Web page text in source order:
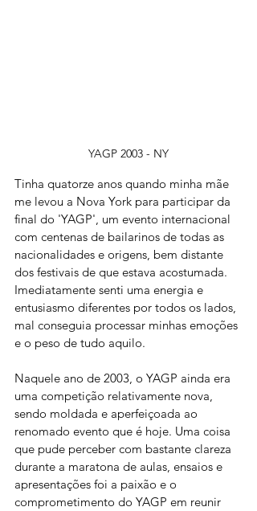
YAGP 2003 - NY
Tinha quatorze anos quando minha mãe
me levou a Nova York para participar da
final do 'YAGP', um evento internacional
com centenas de bailarinos de todas as
nacionalidades e origens, bem distante
dos festivais de que estava acostumada.
Imediatamente senti uma energia e
entusiasmo diferentes por todos os lados,
mal conseguia processar minhas emoções
e o peso de tudo aquilo.
Naquele ano de 2003, o YAGP ainda era
uma competição relativamente nova,
sendo moldada e aperfeiçoada ao
renomado evento que é hoje. Uma coisa
que pude perceber com bastante clareza
durante a maratona de aulas, ensaios e
apresentações foi a paixão e o
comprometimento do YAGP em reunir